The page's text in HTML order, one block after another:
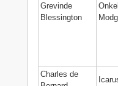
Grevinde
Blessington
Charles de